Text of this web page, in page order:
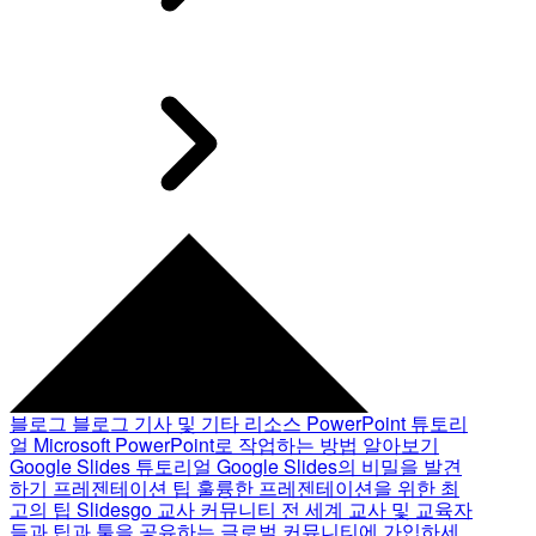
블로그 블로그 기사 및 기타 리소스 PowerPoint 튜토리
얼 Microsoft PowerPoint로 작업하는 방법 알아보기
Google Slides 튜토리얼 Google Slides의 비밀을 발견
하기 프레젠테이션 팁 훌륭한 프레젠테이션을 위한 최
고의 팁 Slidesgo 교사 커뮤니티 전 세계 교사 및 교육자